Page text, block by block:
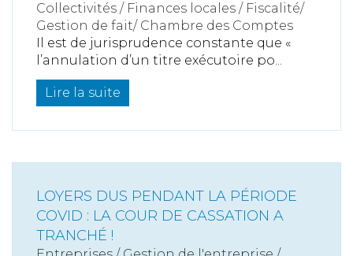
Collectivités / Finances locales / Fiscalité/
Gestion de fait/ Chambre des Comptes
Il est de jurisprudence constante que «
l’annulation d’un titre exécutoire po...
Lire la suite
LOYERS DUS PENDANT LA PÉRIODE
COVID : LA COUR DE CASSATION A
TRANCHÉ !